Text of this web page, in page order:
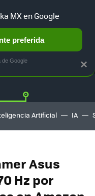
LIBRE
Artificial IA
Asus
Hz por
×
MX en Google
preferida
de Google